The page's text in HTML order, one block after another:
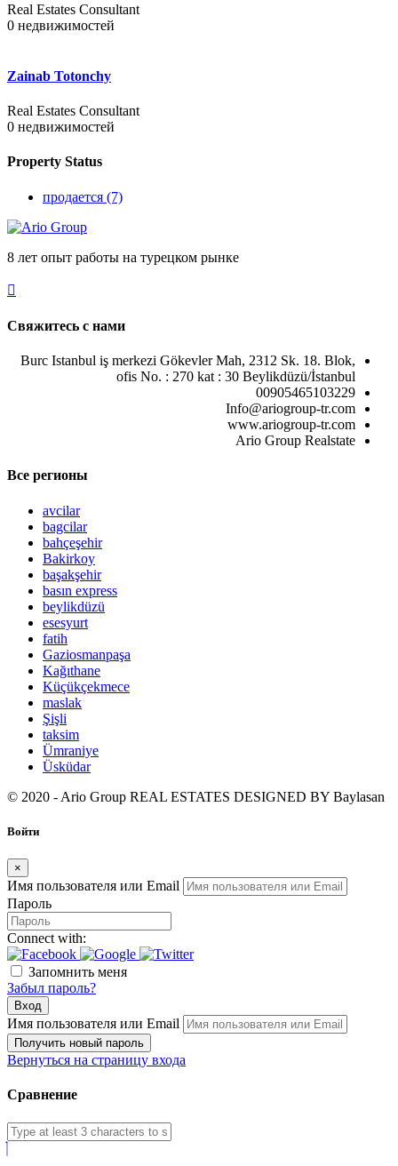
Real Estates Consultant
0 недвижимостей
Zainab Totonchy
Real Estates Consultant
0 недвижимостей
Property Status
продается (7)
8 лет опыт работы на турецком рынке
Свяжитесь с нами
Burc Istanbul iş merkezi Gökevler Mah, 2312 Sk. 18. Blok,
ofis No. : 270 kat : 30 Beylikdüzü/İstanbul
00905465103229
Info@ariogroup-tr.com
www.ariogroup-tr.com
Ario Group Realstate
Все регионы
avcilar
bagcilar
bahçeşehir
Bakirkoy
başakşehir
basın express
beylikdüzü
esesyurt
fatih
Gaziosmanpaşa
Kağıthane
Küçükçekmece
maslak
Şişli
taksim
Ümraniye
Üsküdar
© 2020 - Ario Group REAL ESTATES DESIGNED BY Baylasan
Войти
×
Имя пользователя или Email
Пароль
Connect with:
Запомнить меня
Забыл пароль?
Вход
Имя пользователя или Email
Получить новый пароль
Вернуться на страницу входа
Сравнение